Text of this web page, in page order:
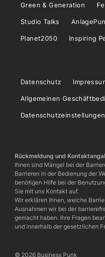
Green & Generation
Studio Talks
Planet2050 Inspiring
Datenschutz
Allgemeinen
Datenschutzeinstellungen
Rückmeldung und
Ihnen sind Mängel bei der
Barrieren in der Bedienung der
benötigen Hilfe bei der
Sie mit uns Kontakt auf.
Wir erklären Ihnen, welche
Ausnahmen wir bei der
gemacht haben. Ihre Fragen
und innerhalb der gesetzlichen
© 2026 Business Punk